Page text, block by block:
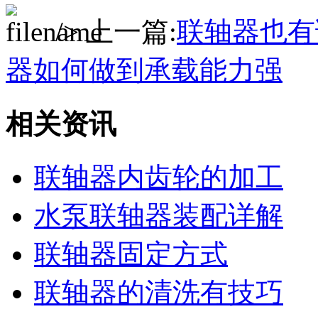
/> 上一篇:联轴器也
器如何做到承载能力强
相关资讯
联轴器内齿轮的加工
水泵联轴器装配详解
联轴器固定方式
联轴器的清洗有技巧